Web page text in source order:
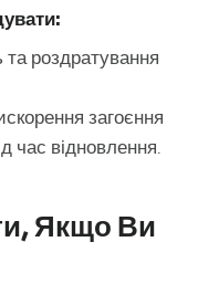
роздратування
загоєння
час відновлення.
Якщо Ви